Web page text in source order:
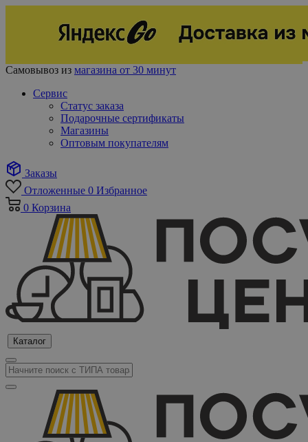
Самовывоз из магазина от 30 минут
Сервис
Статус заказа
Подарочные сертификаты
Магазины
Оптовым покупателям
Заказы
Отложенные 0 Избранное
0 Корзина
Каталог